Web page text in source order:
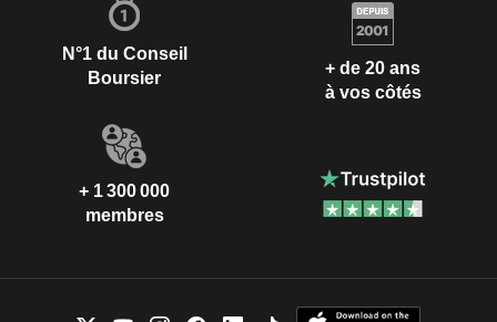
N°1 du Conseil
Boursier
+ de 20 ans
à vos côtés
+ 1 300 000
membres